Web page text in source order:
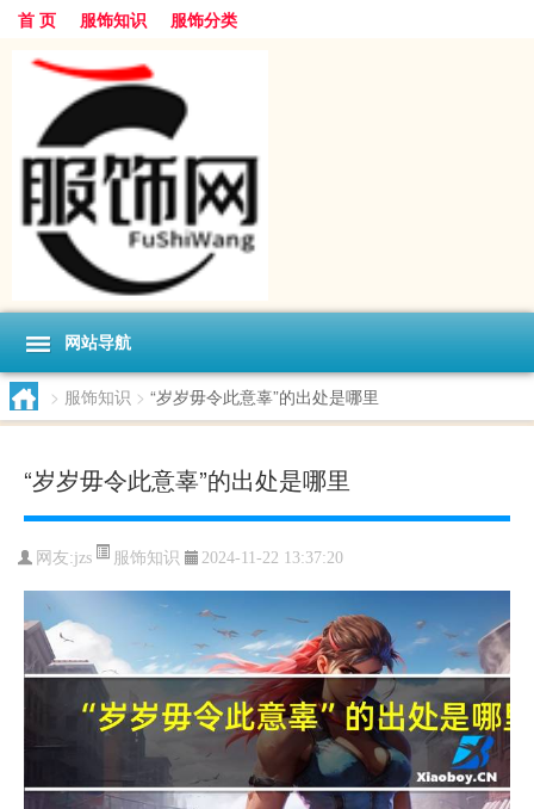
首 页 服饰知识 服饰分类
网站导航
> 服饰知识 > “岁岁毋令此意辜”的出处是哪里
“岁岁毋令此意辜”的出处是哪里
网友:jzs 服饰知识 2024-11-22 13:37:20